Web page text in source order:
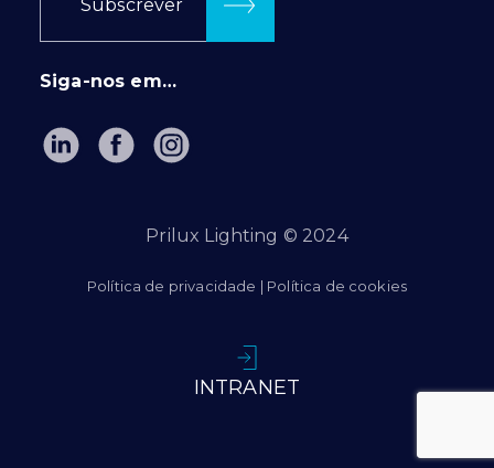
Subscrever
Siga-nos em…
Prilux Lighting © 2024
Política de privacidade | Política de cookies
INTRANET